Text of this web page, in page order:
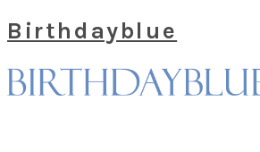
Birthdayblue